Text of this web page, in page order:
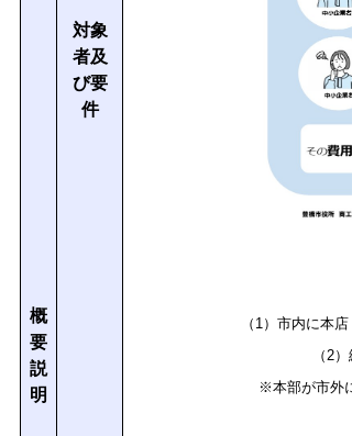
概
要
説
明
対象
者及
び要
件
（1）市内に本
（2）
※本部が市外